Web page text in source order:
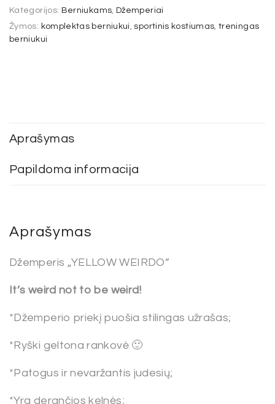
Kategorijos: Berniukams, Džemperiai
Žymos: komplektas berniukui , sportinis kostiumas,treningas
berniukui
Aprašymas
Papildoma informacija
Aprašymas
Džemperis „YELLOW WEIRDO”
It’s weird not to be weird!
*Džemperio priekį puošia stilingas užrašas;
*Ryški geltona rankovė 🙂
*Patogus ir nevaržantis judesių;
*Yra derančios kelnės;